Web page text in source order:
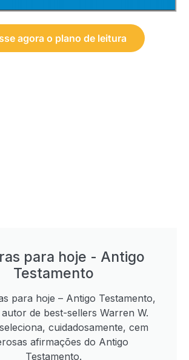
agora o plano de leitura
para hoje - Antigo
Testamento
para hoje – Antigo Testamento,
de best-sellers Warren W.
cuidadosamente, cem
afirmações do Antigo
Testamento.